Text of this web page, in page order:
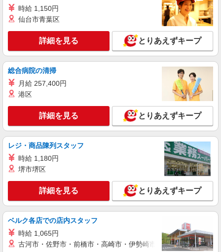
アルバイト パート
株式会社ウェルビーフードシステム ケアハウス紅紫萩事業所
介護施設での調理補助パート
時給1,097円〜 ※経験・能力・資格等による
【ケアハウス 紅紫萩(こうしはぎ)】 静岡県袋
キープ 詳細を見る
株式会社ウェルビーフードシステム オンフルール事業所
福祉施設での献立作成・発注・食数管理・調理
補助
月給199,000円〜233,000円 ※経験・能力等に
よる ※固定残業代14,000円（12h）〜48,000円
【介護老人保健施設 ナーシングホーム オン
フルール】 静岡県袋井市高尾1439-3
キープ 詳細を見る
正社員
株式会社ウェルビーフードシステム 萩の花事業所
福祉施設での献立作成・発注・食数管理・調理
時給 1,150円
仙台市青葉区
詳細を見る とりあえずキープ
総合病院の清掃
月給 257,400円
港区
詳細を見る とりあえずキープ
レジ・商品陳列スタッフ
時給 1,180円
堺市堺区
詳細を見る とりあえずキープ
ベルク各店での店内スタッフ
時給 1,065円
古河市・佐野市・前橋市・高崎市・伊勢崎市・太田市・館林市